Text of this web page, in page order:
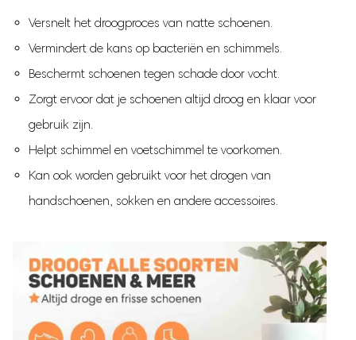
Versnelt het droogproces van natte schoenen.
Vermindert de kans op bacteriën en schimmels.
Beschermt schoenen tegen schade door vocht.
Zorgt ervoor dat je schoenen altijd droog en klaar voor
gebruik zijn.
Helpt schimmel en voetschimmel te voorkomen.
Kan ook worden gebruikt voor het drogen van
handschoenen, sokken en andere accessoires.